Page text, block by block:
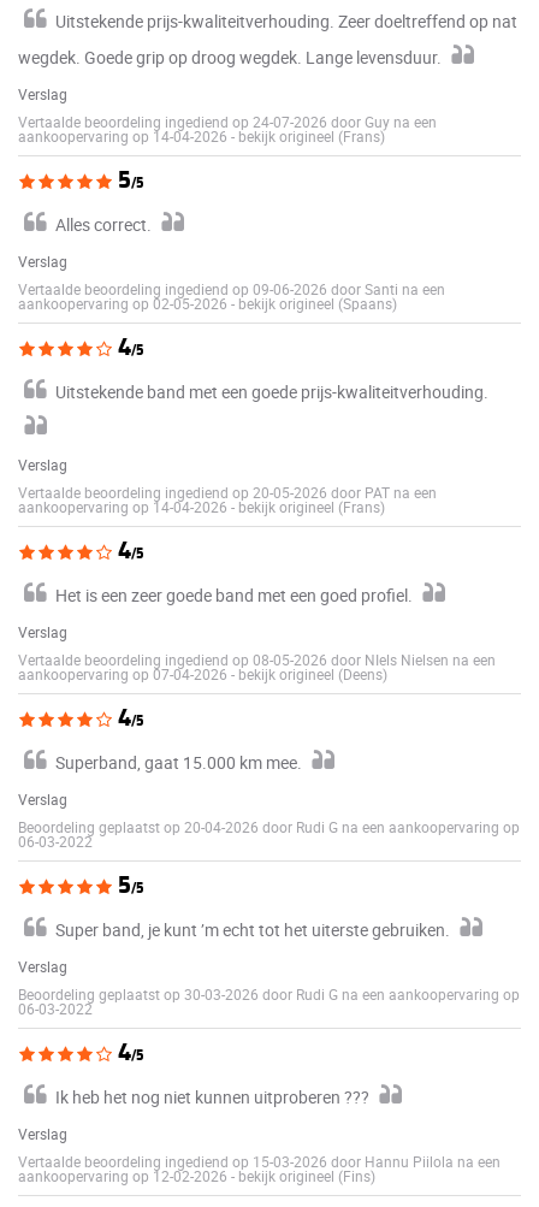
Uitstekende prijs-kwaliteitverhouding. Zeer doeltreffend op nat
wegdek. Goede grip op droog wegdek. Lange levensduur.
Verslag
Vertaalde beoordeling ingediend op 24-07-2026 door Guy na een
aankoopervaring op 14-04-2026 - bekijk origineel (Frans)
5/5
Alles correct.
Verslag
Vertaalde beoordeling ingediend op 09-06-2026 door Santi na een
aankoopervaring op 02-05-2026 - bekijk origineel (Spaans)
4/5
Uitstekende band met een goede prijs-kwaliteitverhouding.
Verslag
Vertaalde beoordeling ingediend op 20-05-2026 door PAT na een
aankoopervaring op 14-04-2026 - bekijk origineel (Frans)
4/5
Het is een zeer goede band met een goed profiel.
Verslag
Vertaalde beoordeling ingediend op 08-05-2026 door NIels Nielsen na een
aankoopervaring op 07-04-2026 - bekijk origineel (Deens)
4/5
Superband, gaat 15.000 km mee.
Verslag
Beoordeling geplaatst op 20-04-2026 door Rudi G na een aankoopervaring op
06-03-2022
5/5
Super band, je kunt ’m echt tot het uiterste gebruiken.
Verslag
Beoordeling geplaatst op 30-03-2026 door Rudi G na een aankoopervaring op
06-03-2022
4/5
Ik heb het nog niet kunnen uitproberen ???
Verslag
Vertaalde beoordeling ingediend op 15-03-2026 door Hannu Piilola na een
aankoopervaring op 12-02-2026 - bekijk origineel (Fins)